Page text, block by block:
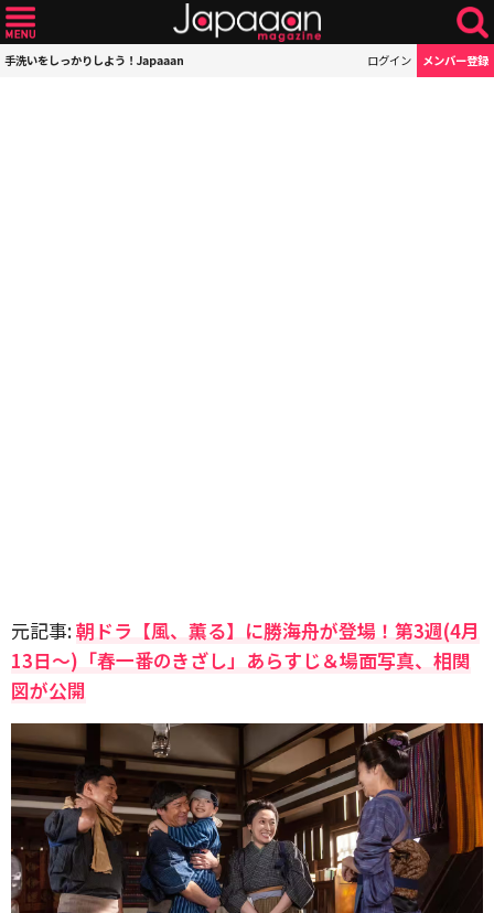
手洗いをしっかりしよう！Japaaan ログイン メンバー登録
元記事:朝ドラ【風、薫る】に勝海舟が登場！第3週(4月
13日〜)「春一番のきざし」あらすじ＆場面写真、相関
図が公開